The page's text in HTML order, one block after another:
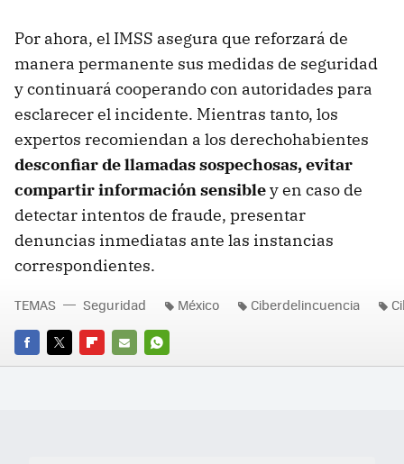
Por ahora, el IMSS asegura que reforzará de
manera permanente sus medidas de seguridad
y continuará cooperando con autoridades para
esclarecer el incidente. Mientras tanto, los
expertos recomiendan a los derechohabientes
desconfiar de llamadas sospechosas, evitar
compartir información sensibley en caso de
detectar intentos de fraude, presentar
denuncias inmediatas ante las instancias
correspondientes.
FACEBOOK
TWITTERFLIPBOARD
E-
WHATSAPP
TEMAS Seguridad México Ciberdelincuencia